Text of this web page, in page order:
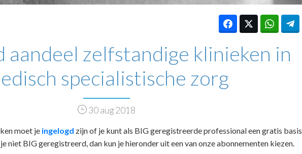
aandeel zelfstandige klinieken in
specialistische zorg
30 aug 2018
moet je ingelogd zijn of je kunt als BIG geregistreerde professional een gratis basis
je niet BIG geregistreerd, dan kun je hieronder uit een van onze abonnementen kiezen.